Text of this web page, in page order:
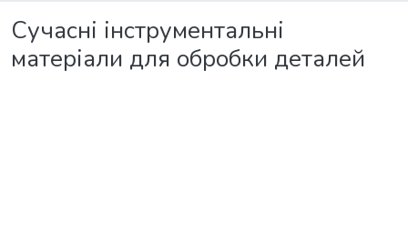
Сучасні інструментальні
матеріали для обробки деталей